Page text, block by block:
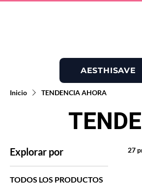
AESTHISAVE
Inicio TENDENCIA AHORA
Explorar por
TODOS LOS PRODUCTOS
27